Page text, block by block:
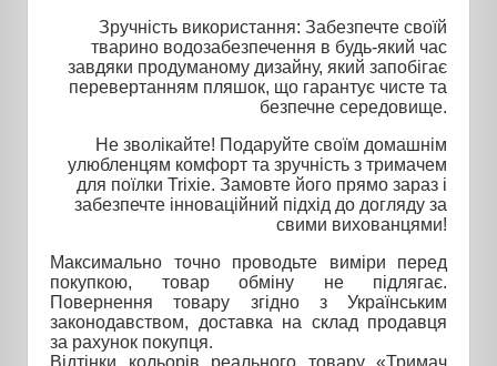
Зручність використання: Забезпечте своїй
тварино водозабезпечення в будь-який час
завдяки продуманому дизайну, який запобігає
перевертанням пляшок, що гарантує чисте та
безпечне середовище.
Не зволікайте! Подаруйте своїм домашнім
улюбленцям комфорт та зручність з тримачем
для поїлки Trixie. Замовте його прямо зараз і
забезпечте інноваційний підхід до догляду за
свими вихованцями!
Максимально точно проводьте виміри перед
покупкою, товар обміну не підлягає.
Повернення товару згідно з Українським
законодавством, доставка на склад продавця
за рахунок покупця.
Відтінки кольорів реального товару «Тримач